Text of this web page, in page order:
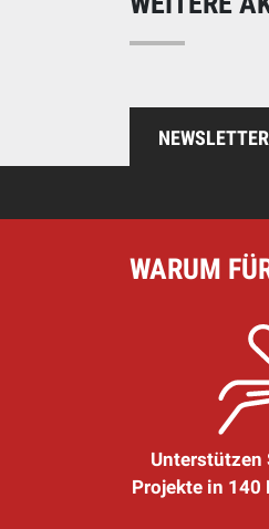
NEWSLETTER
WARUM
Unterstützen
Projekte in 140